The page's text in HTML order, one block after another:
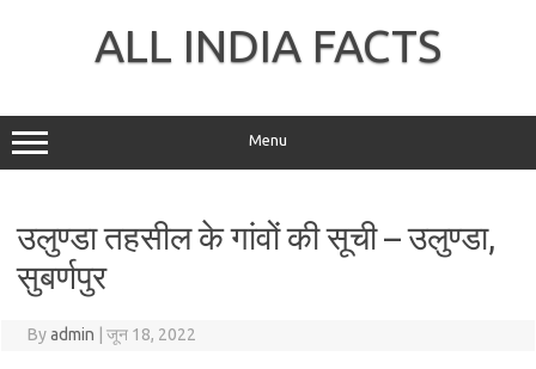
ALL INDIA FACTS
Menu
उलुण्डा तहसील के गांवों की सूची – उलुण्डा,
सुबर्णपुर
Byadmin जून 18, 2022